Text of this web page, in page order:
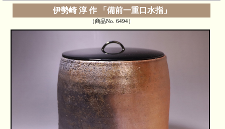
伊勢崎 淳 作 「備前一重口水指」
（商品No. 6494）